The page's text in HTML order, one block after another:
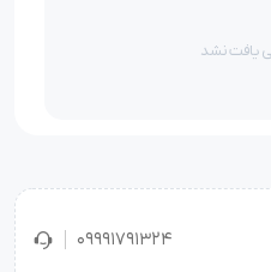
یافت نشد
09991791324